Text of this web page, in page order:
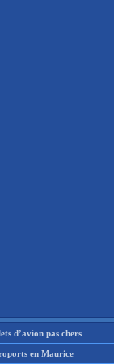
d’avion pas chers
en Maurice